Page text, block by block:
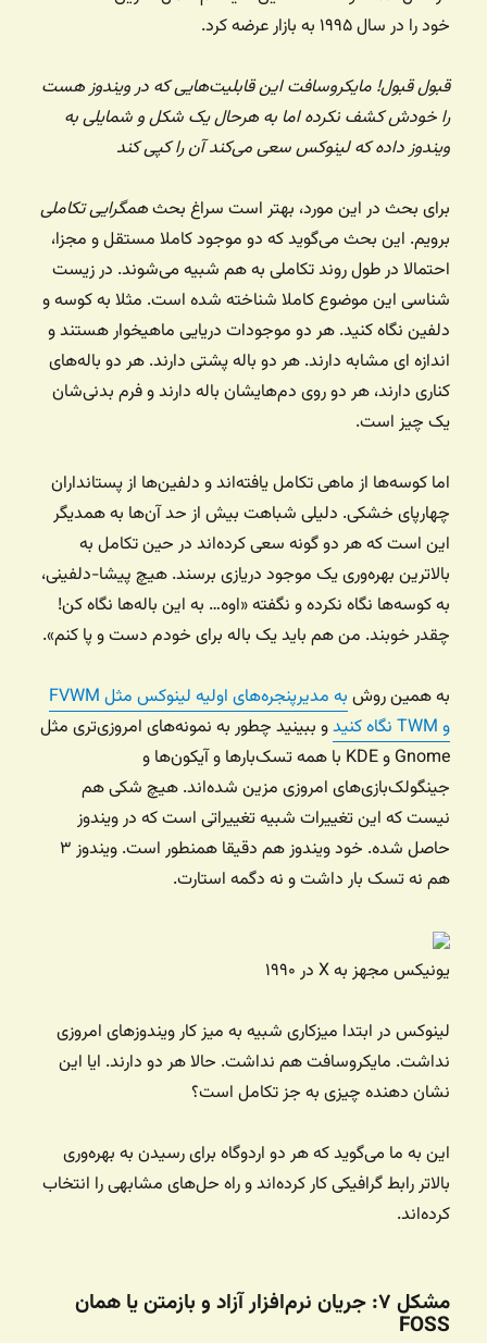
خود را در سال ۱۹۹۵ به بازار عرضه کرد.
قبول قبول! مایکروسافت این قابلیت‌هایی که در ویندوز هست
را خودش کشف نکرده اما به هرحال یک شکل و شمایلی به
ویندوز داده که لینوکس سعی می‌کند آن را کپی کند
برای بحث در این مورد، بهتر است سراغ بحثهمگرایی تکاملی
برویم. این بحث می‌گوید که دو موجود کاملا مستقل و مجزا،
احتمالا در طول روند تکاملی به هم شبیه می‌شوند. در زیست
شناسی این موضوع کاملا شناخته شده است. مثلا به کوسه و
دلفین نگاه کنید. هر دو موجودات دریایی ماهیخوار هستند و
اندازه ای مشابه دارند. هر دو باله پشتی دارند. هر دو باله‌های
کناری دارند، هر دو روی دم‌هایشان باله دارند و فرم بدنی‌شان
یک چیز است.
اما کوسه‌ها از ماهی تکامل یافته‌اند و دلفین‌ها از پستانداران
چهارپای خشکی. دلیلی شباهت بیش از حد آن‌ها به همدیگر
این است که هر دو گونه سعی کرده‌اند در حین تکامل به
بالاترین بهره‌وری یک موجود دریازی برسند. هیچ پیشا-دلفینی،
به کوسه‌ها نگاه نکرده و نگفته «اوه… به این باله‌ها نگاه کن!
چقدر خوبند. من هم باید یک باله برای خودم دست و پا کنم».
به همین روش
به مدیرپنجره‌های اولیه لینوکس مثل FVWM
و TWM نگاه کنید
و ببینید چطور به نمونه‌های امروزی‌تری مثل
Gnome و KDE با همه تسک‌بارها و آیکون‌ها و
جینگولک‌بازی‌های امروزی مزین شده‌اند. هیچ شکی هم
نیست که این تغییرات شبیه تغییراتی است که در ویندوز
حاصل شده. خود ویندوز هم دقیقا همنطور است. ویندوز ۳
هم نه تسک بار داشت و نه دگمه استارت.
یونیکس مجهز به X در ۱۹۹۰
لینوکس در ابتدا میزکاری شبیه به میز کار ویندوزهای امروزی
نداشت. مایکروسافت هم نداشت. حالا هر دو دارند. ایا این
نشان دهنده چیزی به جز تکامل است؟‌
این به ما می‌گوید که هر دو اردوگاه برای رسیدن به بهره‌وری
بالاتر رابط گرافیکی کار کرده‌اند و راه حل‌های مشابهی را انتخاب
کرده‌اند.
مشکل ۷: جریان نرم‌افزار آزاد و بازمتن یا همان
FOSS